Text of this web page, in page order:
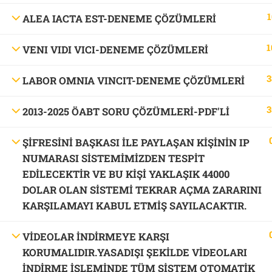
ALEA IACTA EST-DENEME ÇÖZÜMLERİ
VENI VIDI VICI-DENEME ÇÖZÜMLERİ
LABOR OMNIA VINCIT-DENEME ÇÖZÜMLERİ
2013-2025 ÖABT SORU ÇÖZÜMLERİ-PDF'LI
ŞİFRESİNİ BAŞKASI İLE PAYLAŞAN KİŞİNİN IP
NUMARASI SİSTEMİMİZDEN TESPİT
EDİLECEKTİR VE BU KİŞİ YAKLAŞIK 44000
DOLAR OLAN SİSTEMİ TEKRAR AÇMA ZARARINI
KARŞILAMAYI KABUL ETMİŞ SAYILACAKTIR.
VİDEOLAR İNDİRMEYE KARŞI
KORUMALIDIR.YASADIŞI ŞEKİLDE VİDEOLARI
İNDİRME İŞLEMİNDE TÜM SİSTEM OTOMATİK